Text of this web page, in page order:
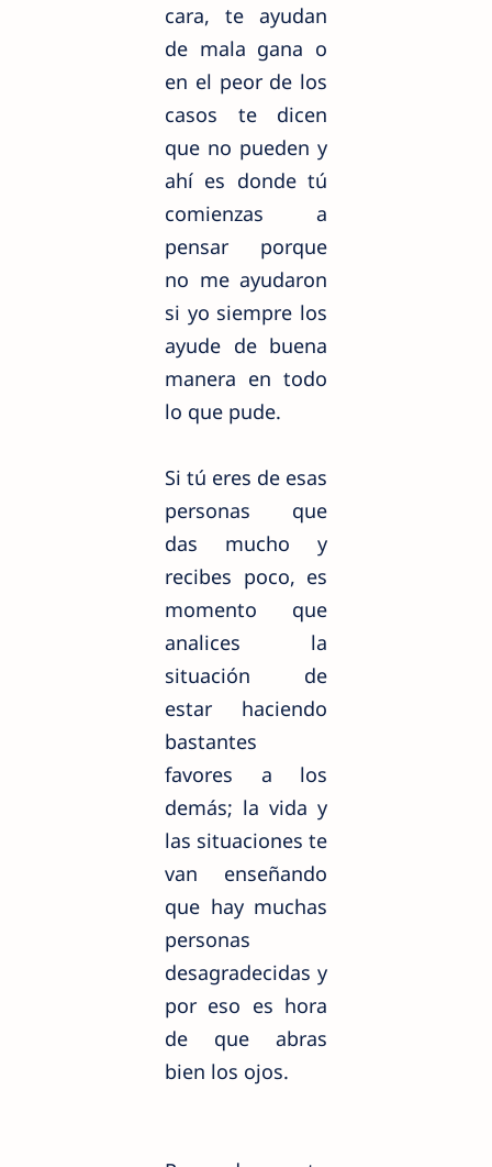
cara, te ayudan
de mala gana o
en el peor de los
casos te dicen
que no pueden y
ahí es donde tú
comienzas a
pensar porque
no me ayudaron
si yo siempre los
ayude de buena
manera en todo
lo que pude.
Si tú eres de esas
personas que
das mucho y
recibes poco, es
momento que
analices la
situación de
estar haciendo
bastantes
favores a los
demás; la vida y
las situaciones te
van enseñando
que hay muchas
personas
desagradecidas y
por eso es hora
de que abras
bien los ojos.